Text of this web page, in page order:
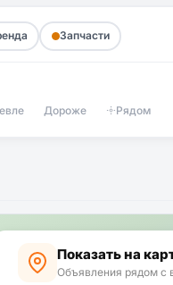
Запчасти
Дороже Рядом
Показать на
Объявления рядом с